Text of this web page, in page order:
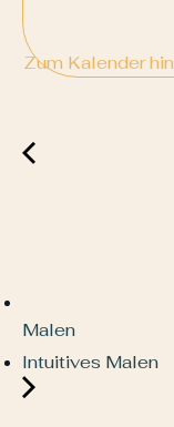
Zum Kalender
Malen
Intuitives Malen